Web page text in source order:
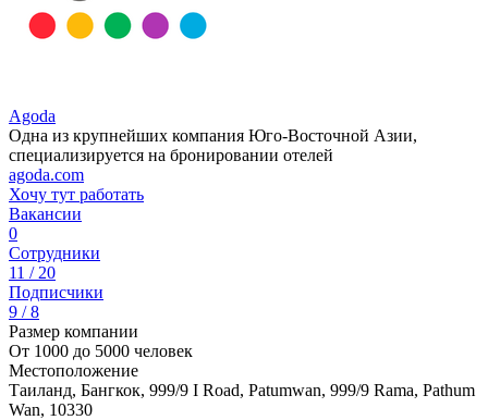
Agoda
Одна из крупнейших компания Юго-Восточной Азии,
специализируется на бронировании отелей
agoda.com
Хочу тут работать
Вакансии
0
Сотрудники
11 / 20
Подписчики
9 / 8
Размер компании
От 1000 до 5000 человек
Местоположение
Таиланд, Бангкок, 999/9 I Road, Patumwan, 999/9 Rama, Pathum
Wan, 10330